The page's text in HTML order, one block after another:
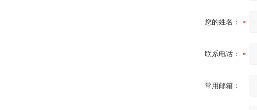
您的姓名：
联系电话：
常用邮箱：